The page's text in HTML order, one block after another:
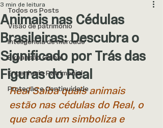
Todos os Posts
Visão de patrimônio
Inteligência de mercado
Expansão Global
Engenharia Patrimonial
Proteção e Continuidade
Animais nas Cédulas
Brasileiras: Descubra o
Significado por Trás das
Figuras do Real
3 min de leitura
Real Saiba quais animais
estão nas cédulas do Real, o
que cada um simboliza e